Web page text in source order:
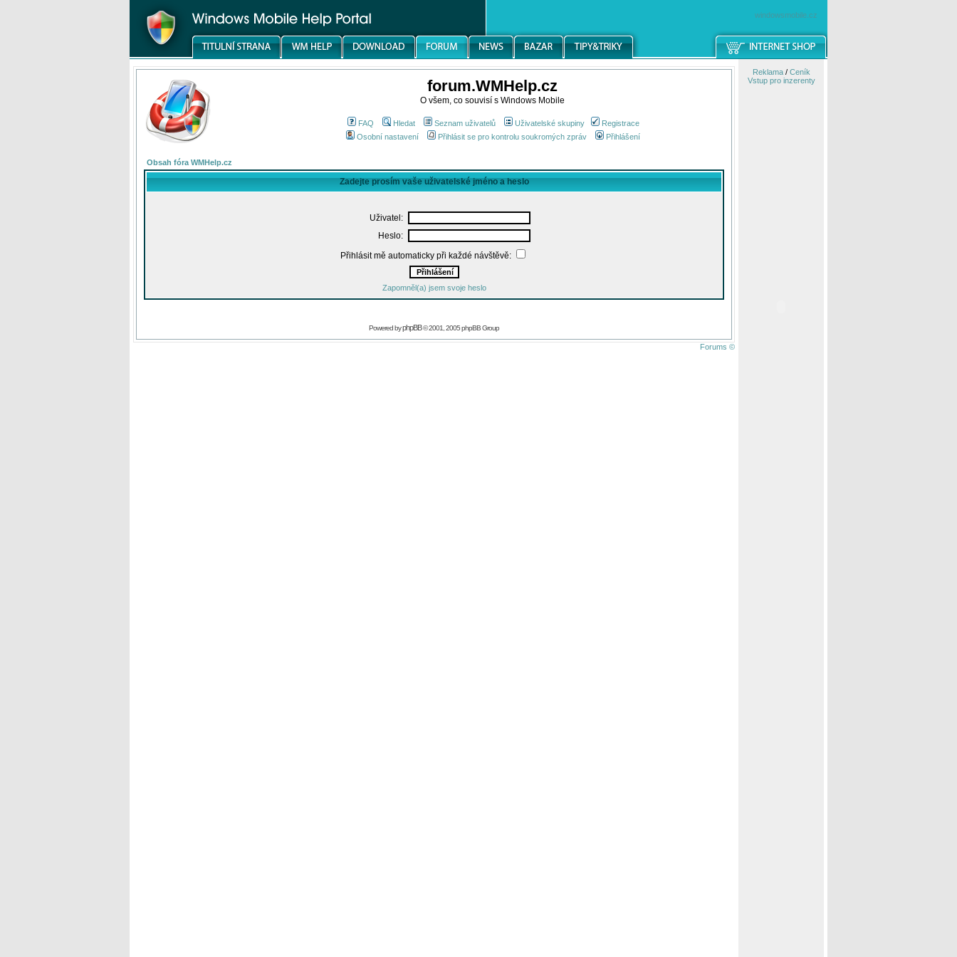
windowsmobile.cz
forum.WMHelp.cz
O všem, co souvisí s Windows Mobile
FAQ Hledat Seznam uživatelů Uživatelské skupiny
Registrace
Osobní nastavení
Přihlásit se pro kontrolu soukromých zpráv Přihlášení
Obsah fóra WMHelp.cz
Zadejte prosím vaše uživatelské jméno a heslo
Uživatel:
Heslo:
Přihlásit mě automaticky při každé návštěvě:
Zapomněl(a) jsem svoje heslo
Powered byphpBB© 2001, 2005 phpBB Group
Forums ©
Reklama/ Ceník
Vstup pro inzerenty